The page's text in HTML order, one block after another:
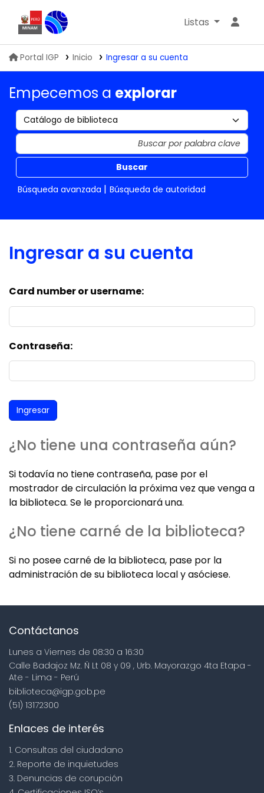
Biblioteca IGP
Listas
Portal IGP Inicio Ingresar a su cuenta
Empecemos a explorar
Buscar
Búsqueda avanzada
Búsqueda de autoridad
Ingresar a su cuenta
Card number or username:
Contraseña:
¿No tiene una contraseña aún?
Si todavía no tiene contraseña, pase por el
mostrador de circulación la próxima vez que venga a
la biblioteca. Se le proporcionará una.
¿No tiene carné de la biblioteca?
Si no posee carné de la biblioteca, pase por la
administración de su biblioteca local y asóciese.
Contáctanos
Lunes a Viernes de 08:30 a 16:30
Calle Badajoz Mz. Ñ Lt 08 y 09 , Urb. Mayorazgo 4ta Etapa -
Ate - Lima - Perú
biblioteca@igp.gob.pe
(51) 13172300
Enlaces de interés
1. Consultas del ciudadano
2. Reporte de inquietudes
3. Denuncias de corupción